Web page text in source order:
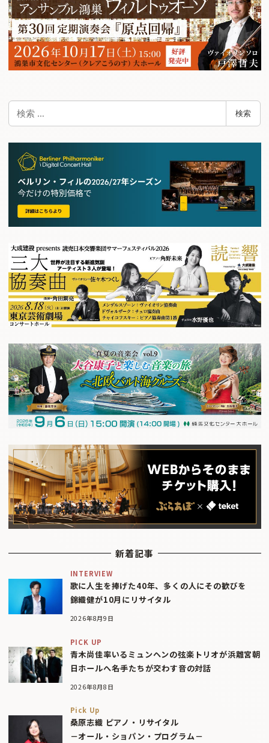
検
検索
新着記事
INTERVIEW
歌に人生を捧げた40年、多くの人にその歓びを
錦織健が10月にリサイタル
2026年8月9日
PICK UP
青木尚佳率いるミュンヘンの弦楽トリオが浜離宮朝
日ホールへ――名手たちが交わす音の対話
2026年8月8日
Pick Up
桑原志織 ピアノ・リサイタル
－オール・ショパン・プログラム－